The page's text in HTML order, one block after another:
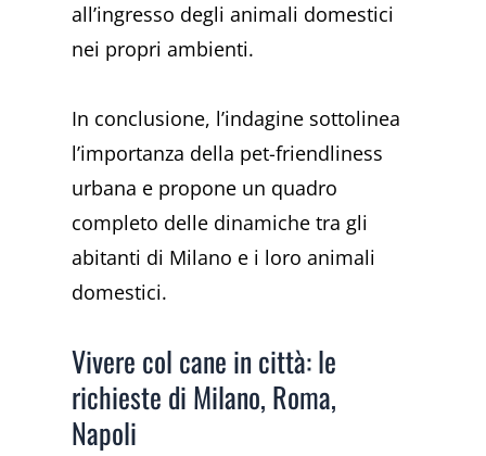
all’ingresso degli animali domestici
nei propri ambienti.
In conclusione, l’indagine sottolinea
l’importanza della pet-friendliness
urbana e propone un quadro
completo delle dinamiche tra gli
abitanti di Milano e i loro animali
domestici.
Vivere col cane in città: le
richieste di Milano, Roma,
Napoli